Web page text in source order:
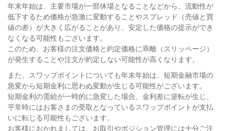
年末年始は、主要市場が一部休場となることなどから、流動性が
低下するため価格が急激に変動することやスプレッド（売値と買
値の差）が大きく広がることがあり、安定した価格の提示ができ
なくなる可能性もございます。
このため、お客様の注文価格と約定価格に乖離（スリッページ）
が発生することや注文が約定しない可能性が高くなります。
また、スワップポイントについても年末年始は、短期金融市場の
急変から短期金利に思わぬ変動が生じる可能性がございます。
短期金利の需給が一時的に急変した場合、金利差に逆転が生じ、
平常時にはお客さまの受取となっているスワップポイントが支払
いに転じる可能性もございます。
お客様におかれましては、お取引やポジション管理には十分ご注